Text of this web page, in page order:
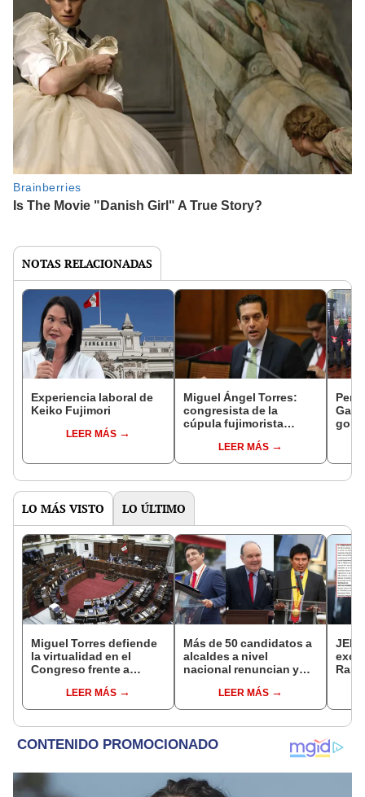
NOTAS RELACIONADAS
Experiencia laboral de
Keiko Fujimori
LEER MÁS
Miguel Ángel Torres:
congresista de la
cúpula fujimorista
del SenadoLEER MÁS
LO MÁS VISTO LO ÚLTIMO
Miguel Torres defiende
la virtualidad en el
Congreso frente a
plantea la
presencialidad
LEER MÁS
Más de 50 candidatos a
alcaldes a nivel
nacional renuncian y
encubiertaLEER MÁS
JEE